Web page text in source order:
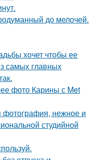
до мелочей.
хочет чтобы ее
самых главных
фото Карины с Met
фотография, нежное и
студийной